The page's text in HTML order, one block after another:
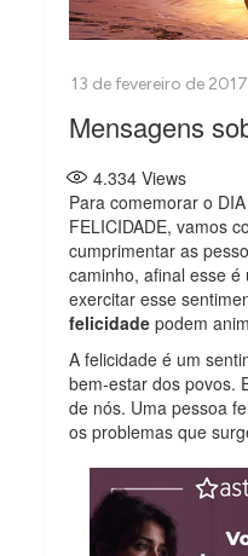
Mensagens
4.334 Views
Para comemorar o
FELICIDADE, vamos
cumprimentar as
caminho, afinal esse
exercitar esse
felicidade podem
A felicidade é um
bem-estar dos povos.
de nós. Uma pessoa
os problemas que